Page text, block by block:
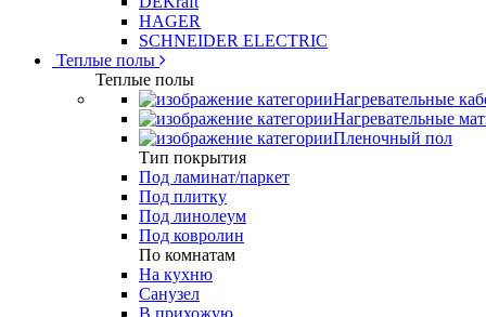
HAGER
SCHNEIDER ELECTRIC
Теплые полы
Теплые полы
Нагревательные
Нагревательные
Пленочный пол
Тип покрытия
Под ламинат/паркет
Под плитку
Под линолеум
Под ковролин
По комнатам
На кухню
Санузел
В прихожую